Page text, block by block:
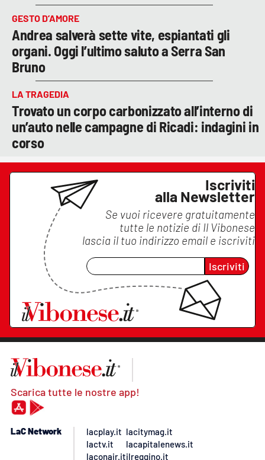
GESTO D’AMORE
Andrea salverà sette vite, espiantati gli
organi. Oggi l’ultimo saluto a Serra San
Bruno
LA TRAGEDIA
Trovato un corpo carbonizzato all’interno di
un’auto nelle campagne di Ricadi: indagini in
corso
Iscriviti
alla Newsletter
Se vuoi ricevere gratuitamente
tutte le notizie di Il Vibonese
lascia il tuo indirizzo email e iscriviti
Iscriviti
Scarica tutte le nostre app!
LaC Network
lacplay.it
lactv.it
laconair.it
lacitymag.it
lacapitalenews.it
ilreggino.it